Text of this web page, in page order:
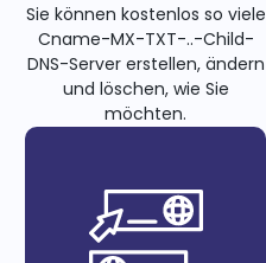
Sie können kostenlos so viele
Cname-MX-TXT-..-Child-
DNS-Server erstellen, ändern
und löschen, wie Sie
möchten.